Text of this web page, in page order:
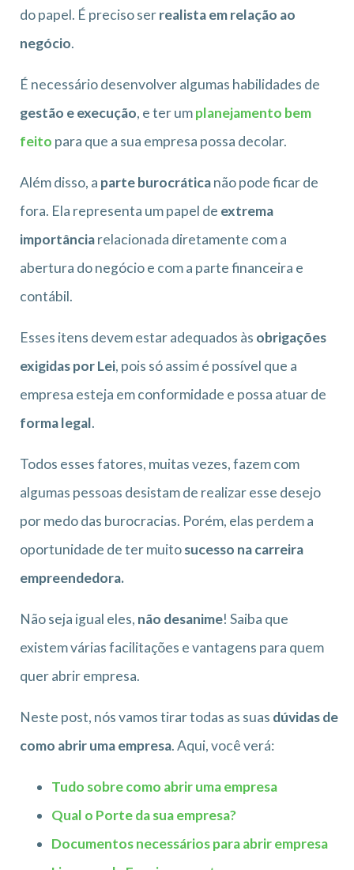
do papel. É preciso serrealista em relação ao
negócio.
É necessário desenvolver algumas habilidades de
gestão e execução, e ter umplanejamento bem
feito para que a sua empresa possa decolar.
Além disso, a parte burocráticanão pode ficar de
fora. Ela representa um papel de extrema
importânciarelacionada diretamente com a
abertura do negócio e com a parte financeira e
contábil.
Esses itens devem estar adequados às obrigações
exigidas por Lei, pois só assim é possível que a
empresa esteja em conformidade e possa atuar de
forma legal.
Todos esses fatores, muitas vezes, fazem com
algumas pessoas desistam de realizar esse desejo
por medo das burocracias. Porém, elas perdem a
oportunidade de ter muitosucesso na carreira
empreendedora.
Não seja igual eles, não desanime! Saiba que
existem várias facilitações e vantagens para quem
quer abrir empresa.
Neste post, nós vamos tirar todas as suas dúvidas de
como abrir uma empresa. Aqui, você verá:
Tudo sobre como abrir uma empresa
Qual o Porte da sua empresa?
Documentos necessários para abrir empresa